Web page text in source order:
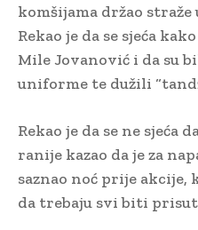
komšijama držao straže
Rekao je da se sjeća
Mile Jovanović i da su
uniforme te dužili
Rekao je da se ne sjeća
ranije kazao da je za
saznao noć prije akcije,
da trebaju svi biti